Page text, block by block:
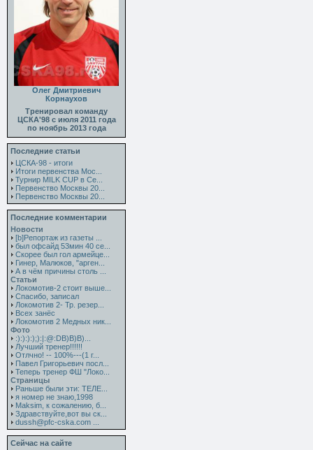
Олег Дмитриевич
Корнаухов
Тренировал команду
ЦСКА'98 с июля 2011 года
по ноябрь 2013 года
Последние статьи
ЦСКА-98 - итоги
Итоги первенства Мос...
Турнир MILK CUP в Се...
Первенство Москвы 20...
Первенство Москвы 20...
Последние комментарии
Новости
[b]Репортаж из газеты ...
был офсайд 53мин 40 се...
Скорее был гол армейце...
Гинер, Малюков, "арген...
А в чём причины столь ...
Статьи
Локомотив-2 стоит выше...
Спасибо, записал
Локомотив 2- Тр. резер...
Всех занёс
Локомотив 2 Медных ник...
Фото
:):):):);):|:@:DB)B)B)...
Лучший тренер!!!!!!
Отлчно! -- 100%---(1 г...
Павел Григорьевич посл...
Теперь тренер ФШ "Локо...
Страницы
Раньше были эти: ТЕЛЕ...
я номер не знаю,1998
Maksim, к сожалению, б...
Здравствуйте,вот вы ск...
dussh@pfc-cska.com ...
Сейчас на сайте